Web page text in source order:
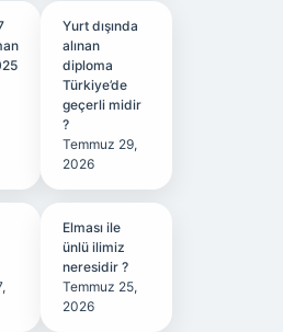
Yurt dışında
alınan
diploma
Türkiye’de
geçerli midir
?
Temmuz 29,
2026
Elması ile
ünlü ilimiz
neresidir ?
Temmuz 25,
2026